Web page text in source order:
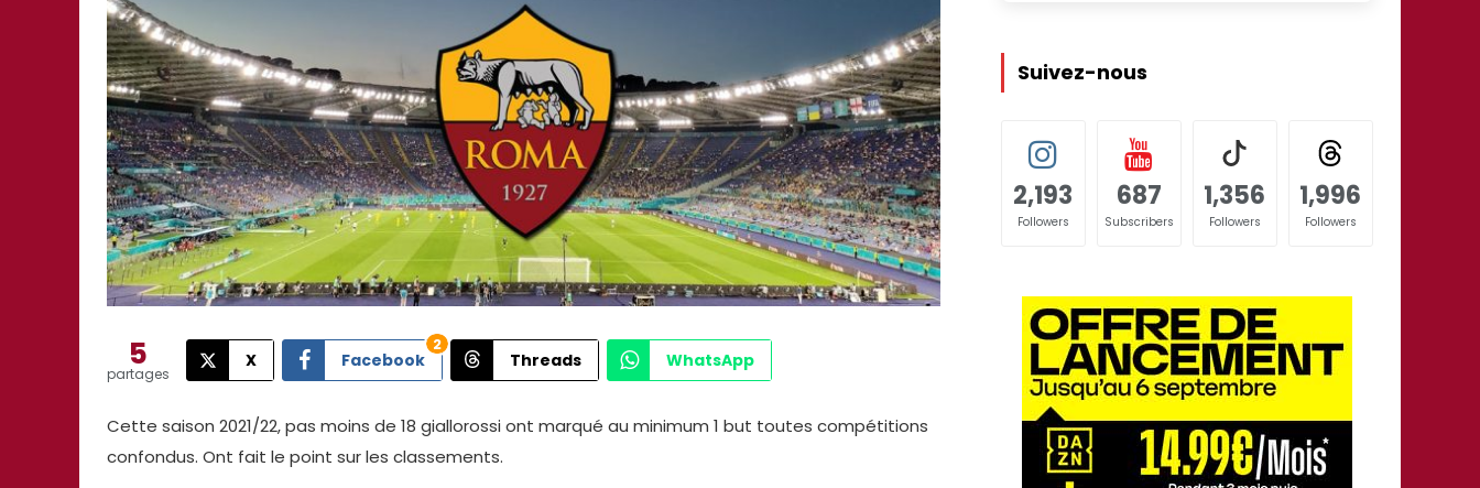
5
partages
X Facebook
2
Threads WhatsApp
Cette saison 2021/22, pas moins de 18 giallorossi ont marqué au minimum 1 but toutes compétitions
confondus. Ont fait le point sur les classements.
Suivez-nous
2,193
Followers
687
Subscribers
1,356
Followers
1,996
Followers